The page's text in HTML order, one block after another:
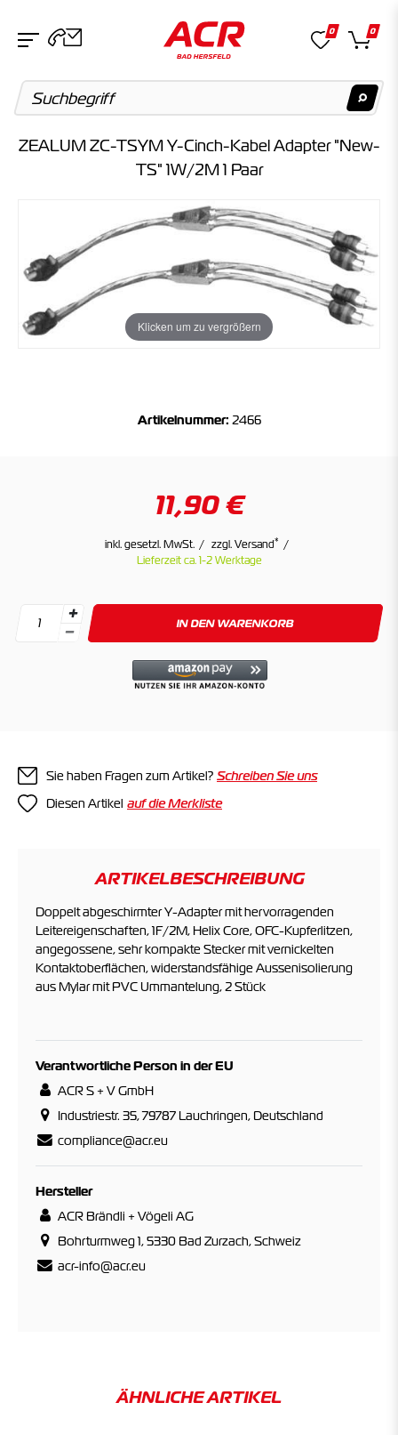
Artikel
Keine Suchergebnisse gefunden.
Kategorien
0 0
ZEALUM ZC-TSYM Y-Cinch-Kabel Adapter "New-
TS" 1W/2M 1 Paar
Klicken um zu vergrößern
Artikelnummer: 2466
11,90 €
inkl. gesetzl. MwSt. zzgl. Versand*
Lieferzeit ca. 1-2 Werktage
IN DEN WARENKORB
Sie haben Fragen zum Artikel? Schreiben Sie uns
Diesen Artikel
ARTIKELBESCHREIBUNG
Doppelt abgeschirmter Y-Adapter mit hervorragenden
Leitereigenschaften, 1F/2M, Helix Core, OFC-Kupferlitzen,
angegossene, sehr kompakte Stecker mit vernickelten
Kontaktoberflächen, widerstandsfähige Aussenisolierung
aus Mylar mit PVC Ummantelung, 2 Stück
Verantwortliche Person in der EU
ACR S + V GmbH
Industriestr. 35, 79787 Lauchringen, Deutschland
compliance@acr.eu
Hersteller
ACR Brändli + Vögeli AG
Bohrturmweg 1, 5330 Bad Zurzach, Schweiz
acr-info@acr.eu
ÄHNLICHE ARTIKEL